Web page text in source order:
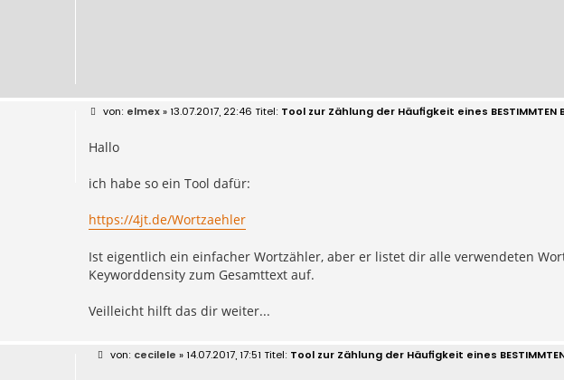
B
t
g
elmex» 13.07.2017, 22:46 Tool zur Zählung der Häufigkeit eines BESTIMMTEN
Hallo
ich habe so ein Tool dafür:
https://4jt.de/Wortzaehler
Ist eigentlich ein einfacher Wortzähler, aber er listet dir alle verwendeten
Keyworddensity zum Gesamttext auf.
Veilleicht hilft das dir weiter...
B
cecilele » 14.07.2017, 17:51 Tool zur Zählung der Häufigkeit eines